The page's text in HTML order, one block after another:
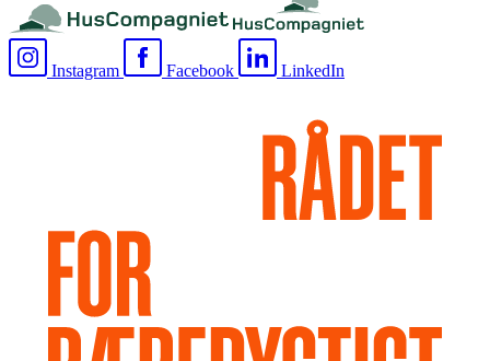
Instagram Facebook LinkedIn